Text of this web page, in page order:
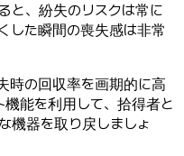
と、紛失のリスクは常に
した瞬間の喪失感は非常
時の回収率を画期的に高
機能を利用して、拾得者と
機器を取り戻しましょ